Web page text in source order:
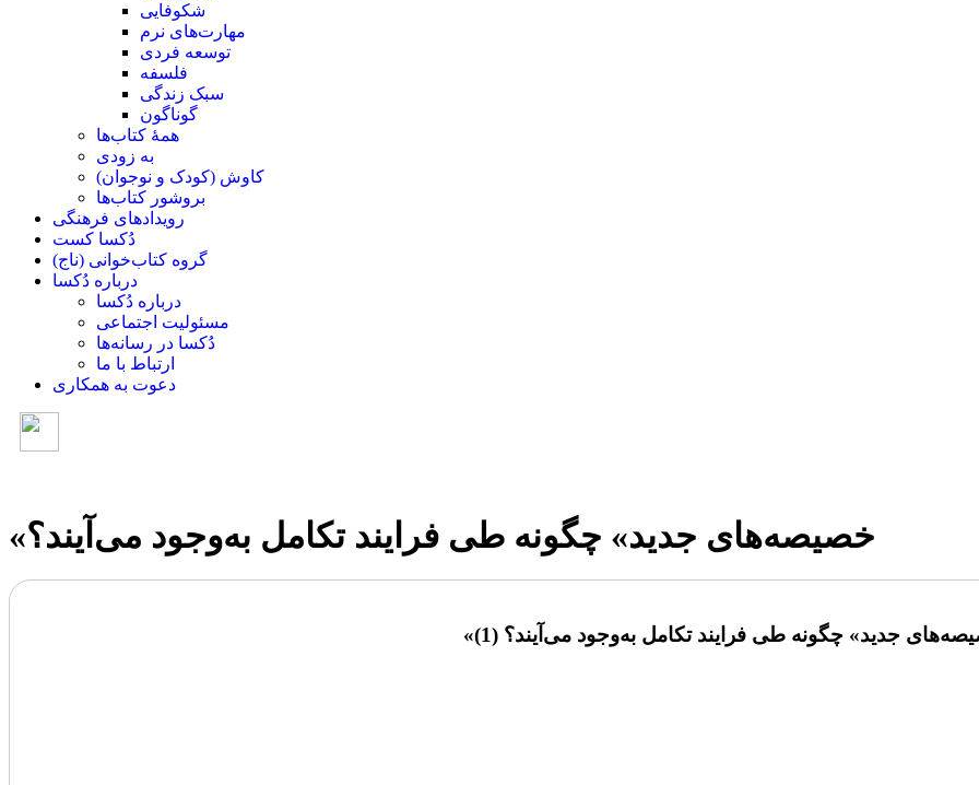
شکوفایی
مهارت‌های نرم
توسعه فردی
فلسفه
سبک زندگی
گوناگون
همۀ کتاب‌ها
به زودی
کاوش (کودک و ‌نوجوان)
بروشور کتاب‌ها
رویدادهای فرهنگی
دُکسا کست
گروه کتاب‌خوانی (ناج)
درباره دُکسا
درباره دُکسا
مسئولیت اجتماعی
دُکسا در رسانه‌ها
ارتباط با ما
دعوت به همکاری
«خصیصه‌های جدید» چگونه طی فرایند تکامل به‌وجود می‌آیند؟
جدید» چگونه طی فرایند تکامل به‌وجود می‌آیند؟ (1)